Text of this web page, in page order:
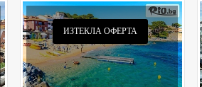
ИЗТЕКЛА ОФЕРТА